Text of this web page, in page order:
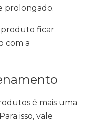
prolongado.
ficar
com a
é mais uma
isso, vale